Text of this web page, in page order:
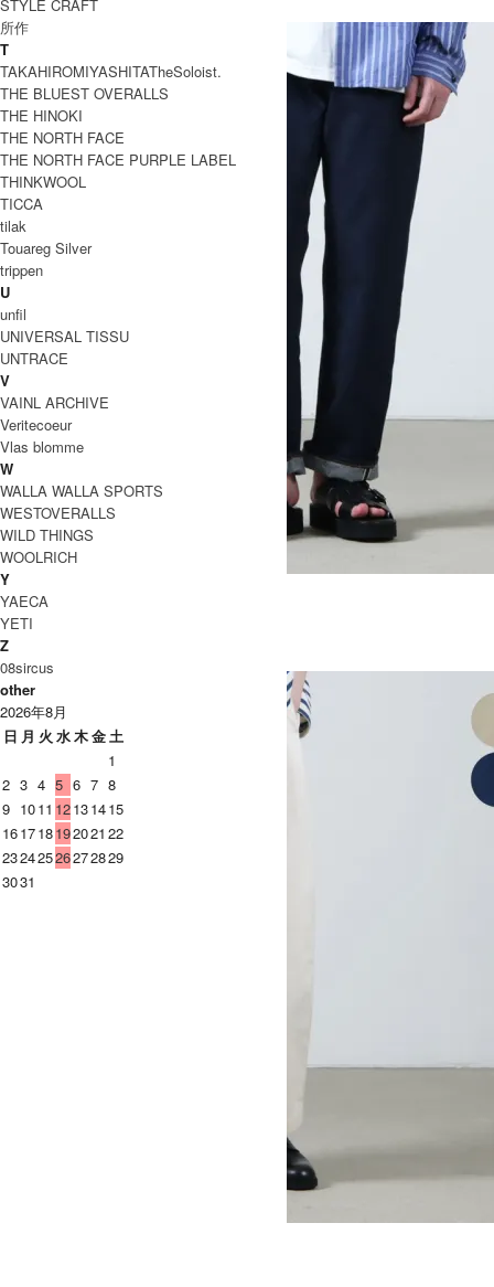
オーディナリーフィッツ
TYPE STANDARD ONE WASH
SOLD OUT
Ordinary Fits
オーディナリーフィッツ
STYLE CRAFT
所作
T
TAKAHIROMIYASHITATheSoloist.
THE BLUEST OVERALLS
THE HINOKI
THE NORTH FACE
THE NORTH FACE PURPLE LABEL
THINKWOOL
TICCA
tilak
Touareg Silver
trippen
U
unfil
UNIVERSAL TISSU
UNTRACE
V
VAINL ARCHIVE
Veritecoeur
Vlas blomme
W
WALLA WALLA SPORTS
WESTOVERALLS
WILD THINGS
WOOLRICH
Y
YAECA
YETI
Z
08sircus
other
2026年8月
日 月 火 水木金土
1
2 3 4 5 6 7 8
9 1011 12131415
161718192021 22
23242526272829
3031